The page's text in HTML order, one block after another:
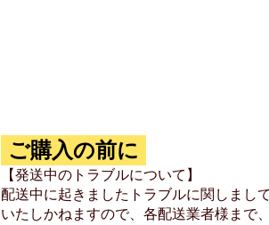
ご購入の前に
【発送中のトラブルについて】
配送中に起きましたトラブルに関しまし
いたしかねますので、各配送業者様まで